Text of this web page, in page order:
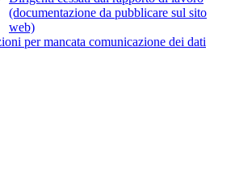
(documentazione da pubblicare sul sito
web)
per mancata comunicazione dei dati